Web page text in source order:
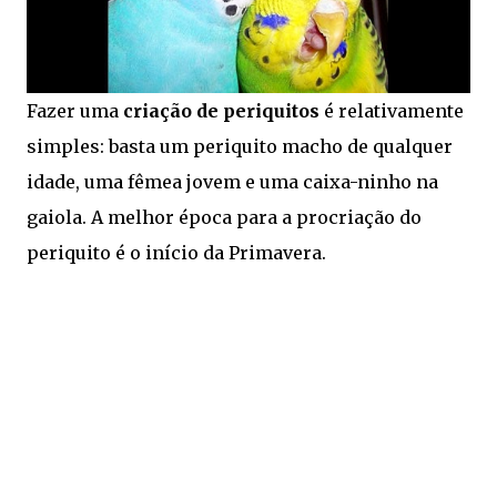
Fazer uma criação de periquitos é relativamente
simples: basta um periquito macho de qualquer
idade, uma fêmea jovem e uma caixa-ninho na
gaiola. A melhor época para a procriação do
periquito é o início da Primavera.